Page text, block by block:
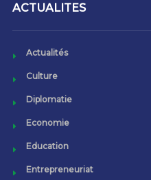
ACTUALITES
Actualités
Culture
Diplomatie
Economie
Education
Entrepreneuriat